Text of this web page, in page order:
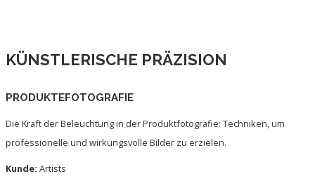
KÜNSTLERISCHE PRÄZISION
PRODUKTEFOTOGRAFIE
Die Kraft der Beleuchtung in der Produktfotografie: Techniken, um
professionelle und wirkungsvolle Bilder zu erzielen.
Kunde: Artists